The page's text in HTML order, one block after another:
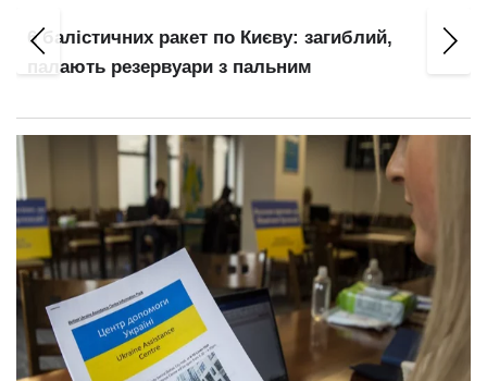
6 балістичних ракет по Києву: загиблий,
палають резервуари з пальним